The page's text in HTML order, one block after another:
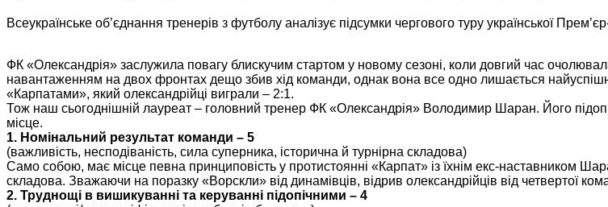
Всеукраїнське об’єднання тренерів з футболу аналізує підсумки чергового туру української
ФК «Олександрія» заслужила повагу блискучим стартом у новому сезоні, коли довгий час
навантаженням на двох фронтах дещо збив хід команди, однак вона все одно лишається
«Карпатами», який олександрійці виграли – 2:1.
Тож наш сьогоднішній лауреат – головний тренер ФК «Олександрія» Володимир Шаран. Його
місце.
1. Номінальний результат команди – 5
(важливість, несподіваність, сила суперника, історична й турнірна складова)
Само собою, має місце певна принциповість у протистоянні «Карпат» із їхнім екс-наставником
складова. Зважаючи на поразку «Ворскли» від динамівців, відрив олександрійців від четвертої
2. Труднощі в вишикуванні та керуванні підопічними – 4